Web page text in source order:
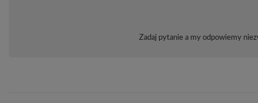
Zadaj pytanie a my odpowiemy